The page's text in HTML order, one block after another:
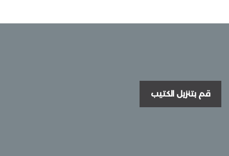
قم بتنزيل الكتيب